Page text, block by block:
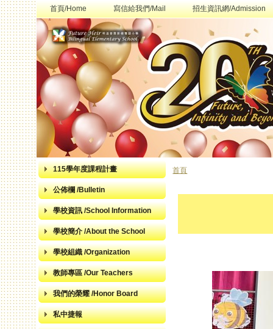
首頁/Home 寫信給我們/Mail 招生資訊網/Admission
115學年度課程計畫
公佈欄 /Bulletin
學校資訊 /School Information
學校簡介 /About the School
學校組織 /Organization
教師專區 /Our Teachers
我們的榮耀 /Honor Board
私中捷報
首頁